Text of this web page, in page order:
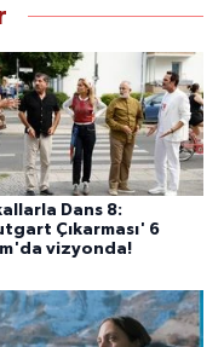
Dans 8:
Çıkarması' 6
vizyonda!